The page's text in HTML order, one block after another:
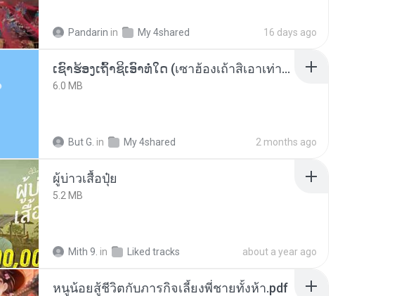
Pandarin in My 4shared 16 days ago
ເຊົາຮ້ອງເຖົ້າຊິເອົາທໍ່ໃດ (เซาฮ้องเถ้าสิเอาเท่าใด) ບຸນເກີດ ຫນູຫ່ວງ ft. ໂສພາ ຈຸນທະລາ
6.0 MB
But G. in My 4shared 2 months ago
ผู้บ่าวเสื้อปุ๋ย
5.2 MB
Mith 9. in Liked tracks about a year ago
หนูน้อยสู้ชีวิตกับภารกิจเลี้ยงพี่ชายทั้งห้า.pdf